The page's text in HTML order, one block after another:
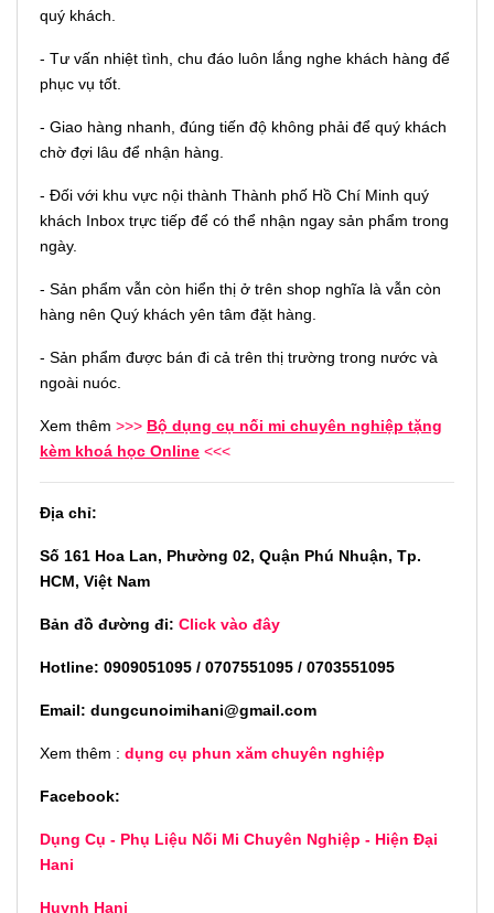
quý khách.
- Tư vấn nhiệt tình, chu đáo luôn lắng nghe khách hàng để
phục vụ tốt.
- Giao hàng nhanh, đúng tiến độ không phải để quý khách
chờ đợi lâu để nhận hàng.
- Đối với khu vực nội thành Thành phố Hồ Chí Minh quý
khách Inbox trực tiếp để có thể nhận ngay sản phẩm trong
ngày.
- Sản phẩm vẫn còn hiển thị ở trên shop nghĩa là vẫn còn
hàng nên Quý khách yên tâm đặt hàng.
- Sản phẩm được bán đi cả trên thị trường trong nước và
ngoài nuóc.
Xem thêm >>> Bộ dụng cụ nối mi chuyên nghiệp tặng
kèm khoá học Online <<<
Địa chỉ:
Số 161 Hoa Lan, Phường 02, Quận Phú Nhuận, Tp.
HCM, Việt Nam
Bản đồ đường đi: Click vào đây
Hotline: 0909051095 / 0707551095 / 0703551095
Email: dungcunoimihani@gmail.com
Xem thêm : dụng cụ phun xăm chuyên nghiệp
Facebook:
Dụng Cụ - Phụ Liệu Nối Mi Chuyên Nghiệp - Hiện Đại
Hani
Huynh Hani